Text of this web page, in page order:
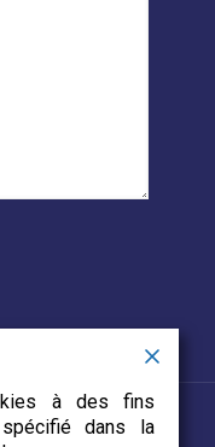
à des fins
dans la